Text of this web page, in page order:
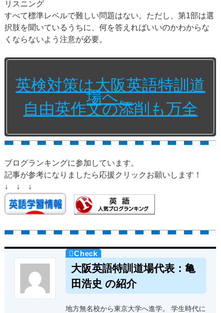
リスニング
すべて標準レベルで難しい問題はない。ただし、第1部は選
択肢を聞いているうちに、何を答えればいいのかわからな
くならないよう注意が必要。
英検対策は大阪英語特訓道
場へ。
自由英作文の添削も万全
ブログランキングに参加しています。
記事が参考になりましたら応援クリックお願いします！
↓ ↓ ↓
大阪英語特訓道場代表：亀
田浩史 の紹介
地方無名校から東京大学へ進学。 学生時代に